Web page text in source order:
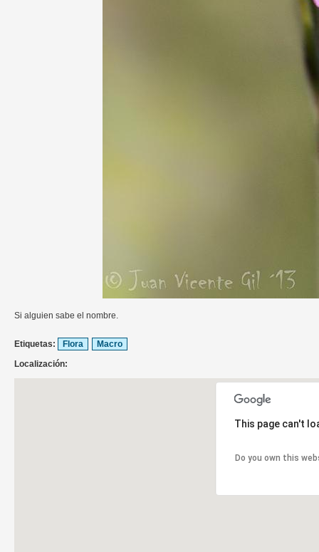
Si alguien sabe el nombre.
Etiquetas: Flora
Macro
Localización:
This page can't
Do you own this